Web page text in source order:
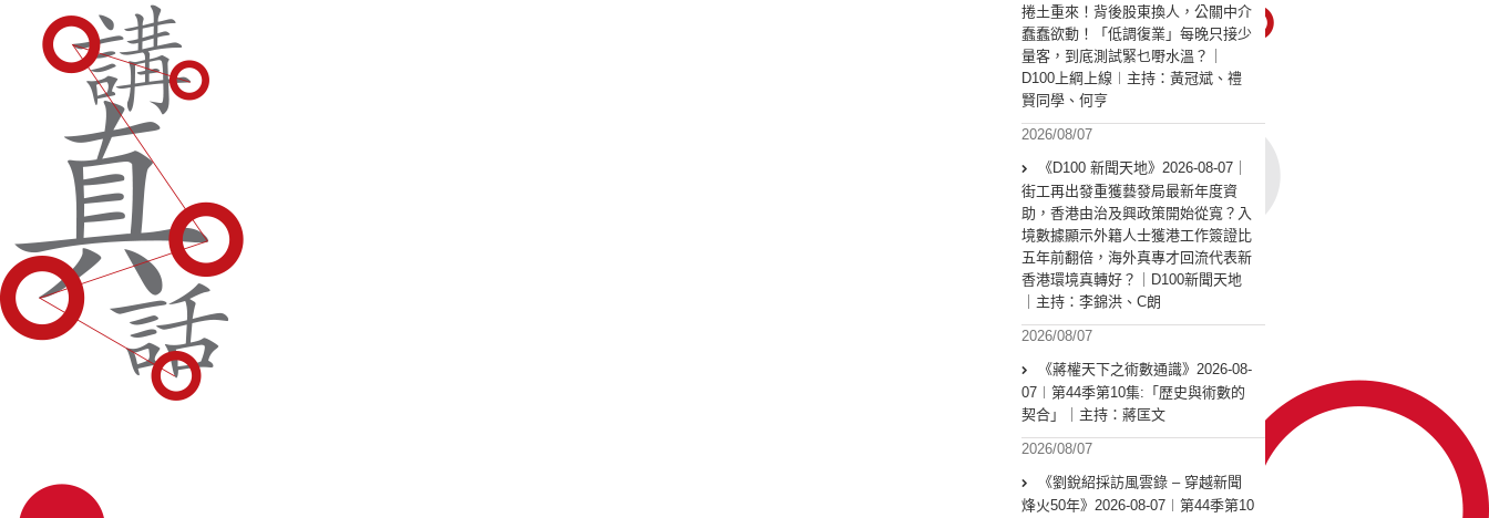
捲土重來！背後股東換人，公關中介
蠢蠢欲動！「低調復業」每晚只接少
量客，到底測試緊乜嘢水溫？｜
D100上綱上線︱主持：黃冠斌、禮
賢同學、何亨
2026/08/07
《D100 新聞天地》2026-08-07｜
街工再出發重獲藝發局最新年度資
助，香港由治及興政策開始從寬？入
境數據顯示外籍人士獲港工作簽證比
五年前翻倍，海外真專才回流代表新
香港環境真轉好？｜D100新聞天地
｜主持：李錦洪、C朗
2026/08/07
《蔣權天下之術數通識》2026-08-
07︱第44季第10集:「歴史與術數的
契合」｜主持：蔣匡文
2026/08/07
《劉銳紹採訪風雲錄 – 穿越新聞
烽火50年》2026-08-07︱第44季第10